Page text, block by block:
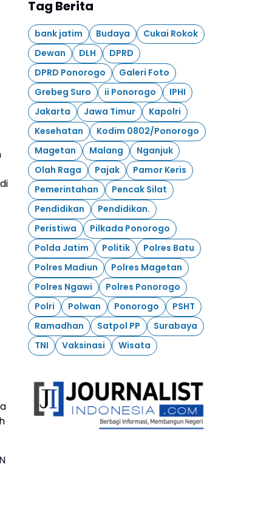
Tag Berita
bank jatim Budaya
Cukai Rokok
Dewan
DLH
DPRD
DPRD Ponorogo
Galeri Foto
Grebeg Suro
ii Ponorogo
IPHI
Jakarta
Jawa Timur
Kapolri
Kesehatan
Kodim 0802/Ponorogo
Magetan
Malang
Nganjuk
Olah Raga
Pajak
Pamor Keris
Pemerintahan
Pencak Silat
Pendidikan
Pendidikan.
Peristiwa
Pilkada Ponorogo
Polda Jatim
Politik
Polres Batu
Polres Madiun
Polres Magetan
Polres Ngawi
Polres Ponorogo
Polri
Polwan Ponorogo
PSHT
Ramadhan
Satpol PP
Surabaya
TNI
Vaksinasi Wisata